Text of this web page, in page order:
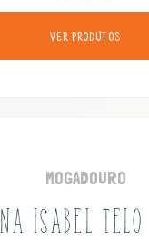
VER PRODUTOS
MOGADOURO
ISABEL TELO